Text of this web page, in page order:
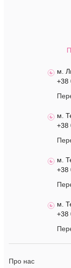
Про нас
м.
+38
м.
+38
м.
+38
м.
+38